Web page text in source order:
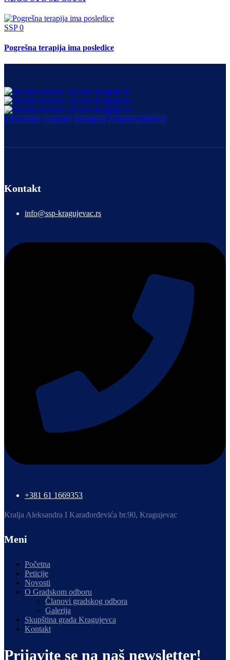
SSP0
Pogrešna terapija ima posledice
Facebook-f X-twitter Instagram Ovaicon-tik-tok-1
Kontakt
info@ssp-kragujevac.rs
+381 61 1669353
Kralja Aleksandra I Karađorđevića br.90, Kragujevac
Meni
Početna
Peticije
Novosti
O Gradskom odboru
Članovi gradskog odbora
Galerija
Skupština grada Kragujevca
Kontakt
Prijavite se na naš newsletter!